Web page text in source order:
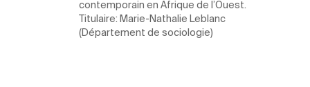
contemporain en Afrique de l’Ouest.
Titulaire: Marie-Nathalie Leblanc
(Département de sociologie)